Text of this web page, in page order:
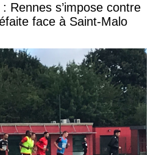
Rennes s’impose contre
face à Saint-Malo